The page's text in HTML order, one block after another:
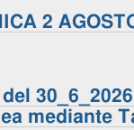
2
mediante